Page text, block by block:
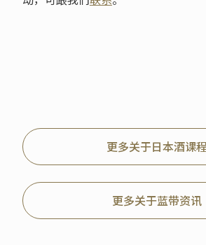
更多关于日本酒课程
更多关于蓝带资讯